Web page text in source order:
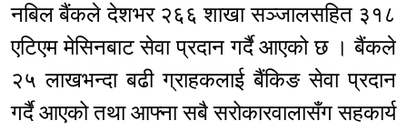
नबिल बैंकले देशभर २६६ शाखा सञ्जालसहित ३१८
एटिएम मेसिनबाट सेवा प्रदान गर्दै आएको छ । बैंकले
२५ लाखभन्दा बढी ग्राहकलाई बैंकिङ सेवा प्रदान
गर्दै आएको तथा आफ्ना सबै सरोकारवालासँग सहकार्य